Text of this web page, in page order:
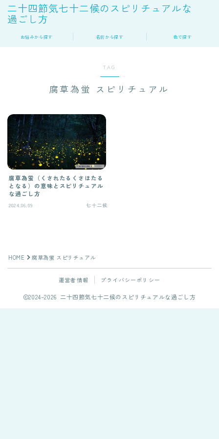
二十四節気七十二候のスピリチュアルな
過ごし方
お悩みから探す 名前から探す 色で探す
TAG
腐草為蛍 スピリチュアル
腐草為蛍（くされたるくさほたる
となる）の意味とスピリチュアル
な過ごし方
2024.06.09 七十二候
HOME 腐草為蛍 スピリチュアル
運営者情報 プライバシーポリシー
2024–2026 二十四節気七十二候のスピリチュアルな過ごし方